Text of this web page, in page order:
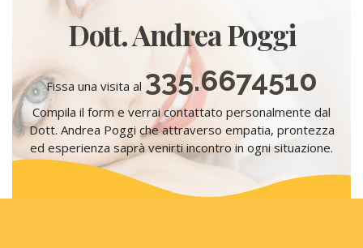
Dott. Andrea Poggi
Fissa una visita al 335.6674510
Compila il form e verrai contattato personalmente dal
Dott. Andrea Poggi che attraverso empatia, prontezza
ed esperienza saprà venirti incontro in ogni situazione.